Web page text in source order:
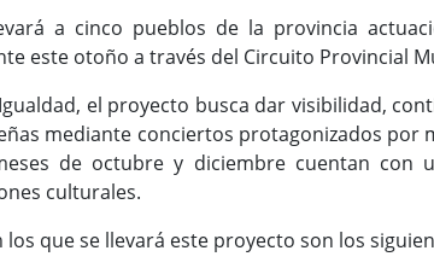
a cinco pueblos de la provincia
este otoño a través del Circuito Provincial
el proyecto busca dar visibilidad,
mediante conciertos protagonizados por
de octubre y diciembre cuentan con
culturales.
los que se llevará este proyecto son los